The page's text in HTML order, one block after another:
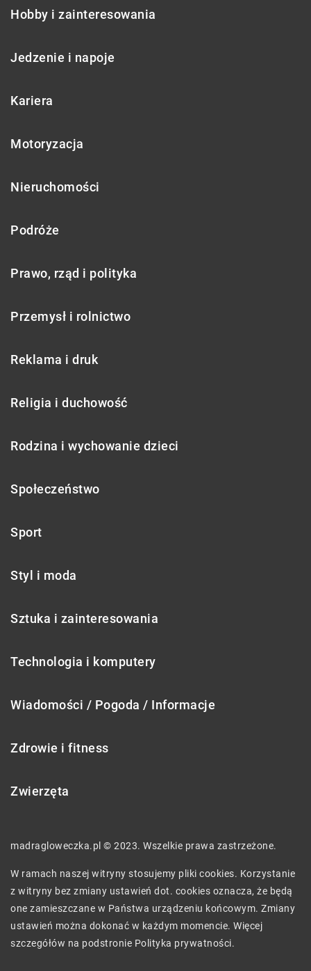
Hobby i zainteresowania
Jedzenie i napoje
Kariera
Motoryzacja
Nieruchomości
Podróże
Prawo, rząd i polityka
Przemysł i rolnictwo
Reklama i druk
Religia i duchowość
Rodzina i wychowanie dzieci
Społeczeństwo
Sport
Styl i moda
Sztuka i zainteresowania
Technologia i komputery
Wiadomości / Pogoda / Informacje
Zdrowie i fitness
Zwierzęta
madragloweczka.pl © 2023. Wszelkie prawa zastrzeżone.
W ramach naszej witryny stosujemy pliki cookies. Korzystanie
z witryny bez zmiany ustawień dot. cookies oznacza, że będą
one zamieszczane w Państwa urządzeniu końcowym. Zmiany
ustawień można dokonać w każdym momencie. Więcej
szczegółów na podstronie Polityka prywatności.